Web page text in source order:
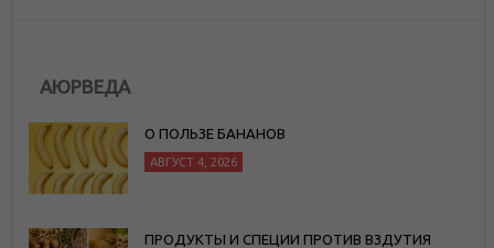
АЮРВЕДА
О ПОЛЬЗЕ БАНАНОВ
АВГУСТ 4, 2026
ПРОДУКТЫ И СПЕЦИИ ПРОТИВ ВЗДУТИЯ